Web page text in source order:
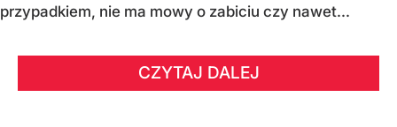
przypadkiem, nie ma mowy o zabiciu czy nawet...
CZYTAJ DALEJ